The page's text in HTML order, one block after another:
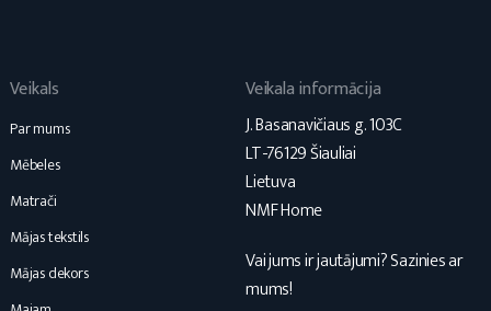
Veikals
Par mums
Mēbeles
Matrači
Mājas tekstils
Mājas dekors
Veikala informācija
J. Basanavičiaus g. 103C
LT-76129 Šiauliai
Lietuva
NMF Home
Vai jums ir jautājumi? Sazinies ar
mums!